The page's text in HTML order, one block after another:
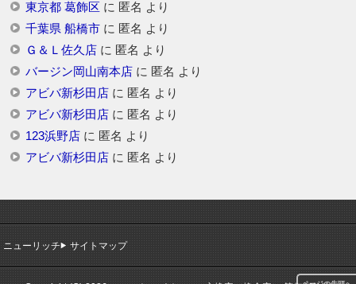
東京都 葛飾区 に 匿名 より
千葉県 船橋市に 匿名 より
Ｇ＆Ｌ佐久店に 匿名 より
バージン岡山南本店に 匿名 より
アビバ新杉田店に 匿名 より
アビバ新杉田店に 匿名 より
123浜野店に 匿名 より
アビバ新杉田店に 匿名 より
ニューリッチ サイトマップ